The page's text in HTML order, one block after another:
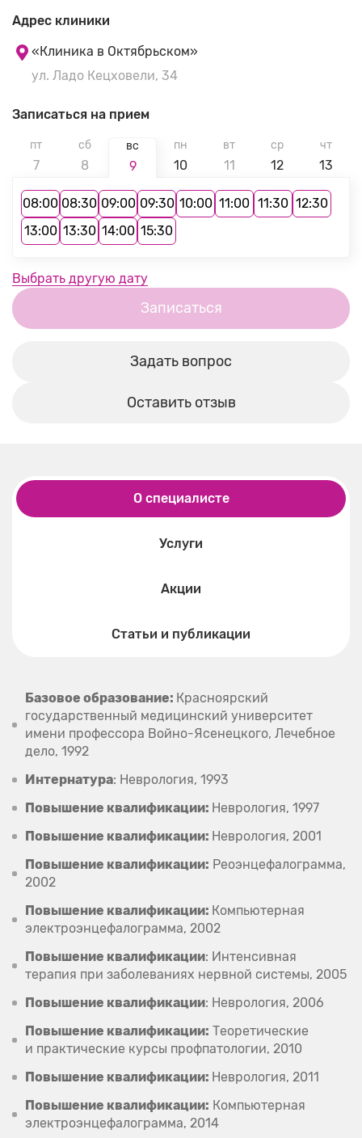
Адрес клиники
«Клиника в Октябрьском»
ул. Ладо Кецховели, 34
Записаться на прием
пт
7
сб
8
вс
9
пн
10
вт
11
ср
12
чт
13
08:00 08:30 09:00 09:30 10:00 11:00 11:30 12:30
13:00 13:30 14:00 15:30
Выбрать другую дату
Записаться
Задать вопрос
Оставить отзыв
О специалисте
Услуги
Акции
Статьи и публикации
Базовое образование: Красноярский
государственный медицинский университет
имени профессора Войно-Ясенецкого, Лечебное
дело, 1992
Интернатура: Неврология, 1993
Повышение квалификации: Неврология, 1997
Повышение квалификации: Неврология, 2001
Повышение квалификации: Реоэнцефалограмма,
2002
Повышение квалификации: Компьютерная
электроэнцефалограмма, 2002
Повышение квалификации: Интенсивная
терапия при заболеваниях нервной системы, 2005
Повышение квалификации: Неврология, 2006
Повышение квалификации: Теоретические
и практические курсы профпатологии, 2010
Повышение квалификации: Неврология, 2011
Повышение квалификации: Компьютерная
электроэнцефалограмма, 2014